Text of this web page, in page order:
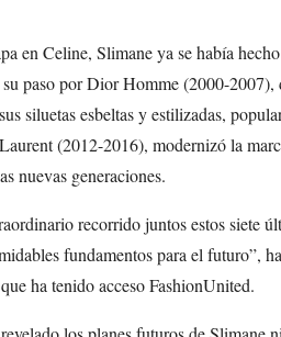
en Celine, Slimane ya se había
su paso por Dior Homme (2000-
siluetas esbeltas y estilizadas,
(2012-2016), modernizó la
nuevas generaciones.
recorrido juntos estos siete
fundamentos para el futuro”,
ha tenido acceso FashionUnited.